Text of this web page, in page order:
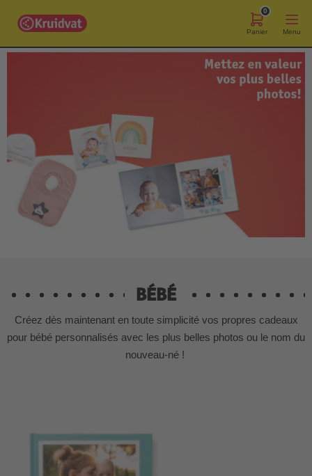
0
Panier Menu
BÉBÉ
Créez dès maintenant en toute simplicité vos propres cadeaux
pour bébé personnalisés avec les plus belles photos ou le nom du
nouveau-né !